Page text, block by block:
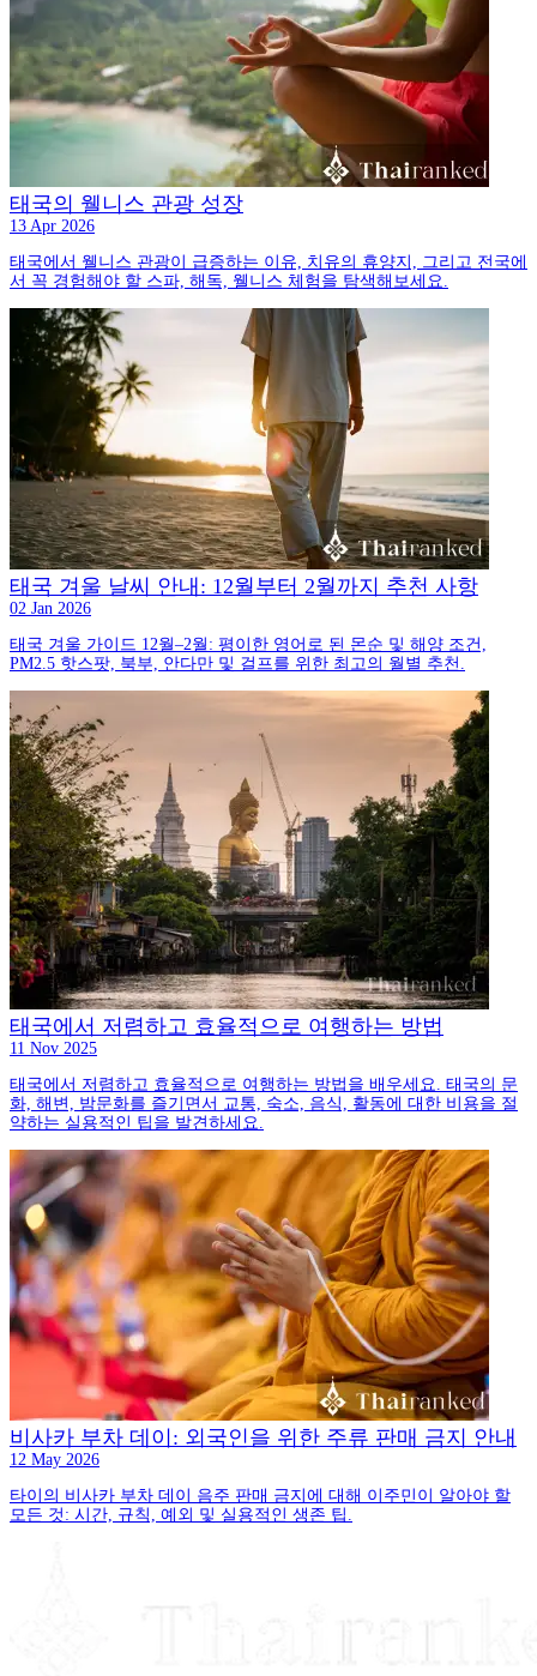
태국의 웰니스 관광 성장
13 Apr 2026
태국에서 웰니스 관광이 급증하는 이유, 치유의 휴양지, 그리고 전국에
서 꼭 경험해야 할 스파, 해독, 웰니스 체험을 탐색해보세요.
태국 겨울 날씨 안내: 12월부터 2월까지 추천 사항
02 Jan 2026
태국 겨울 가이드 12월–2월: 평이한 영어로 된 몬순 및 해양 조건,
PM2.5 핫스팟, 북부, 안다만 및 걸프를 위한 최고의 월별 추천.
태국에서 저렴하고 효율적으로 여행하는 방법
11 Nov 2025
태국에서 저렴하고 효율적으로 여행하는 방법을 배우세요. 태국의 문
화, 해변, 밤문화를 즐기면서 교통, 숙소, 음식, 활동에 대한 비용을 절
약하는 실용적인 팁을 발견하세요.
비사카 부차 데이: 외국인을 위한 주류 판매 금지 안내
12 May 2026
타이의 비사카 부차 데이 음주 판매 금지에 대해 이주민이 알아야 할
모든 것: 시간, 규칙, 예외 및 실용적인 생존 팁.